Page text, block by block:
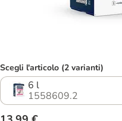
Scegli l'articolo (2 varianti)
6 l
1558609.2